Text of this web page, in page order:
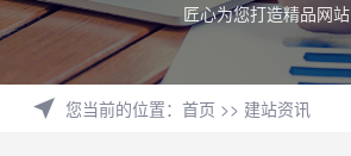
匠心为您打造精品网站
您当前的位置： 首页 >> 建站资讯